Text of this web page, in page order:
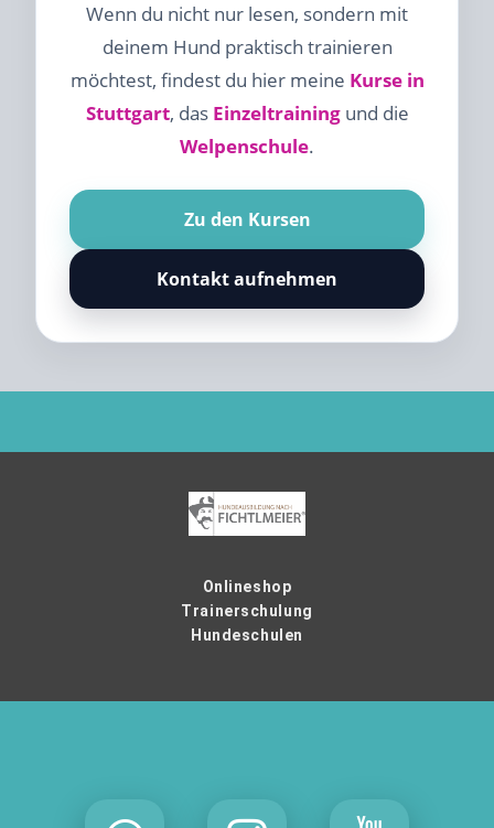
Wenn du nicht nur lesen, sondern mit
deinem Hund praktisch trainieren
möchtest, findest du hier meine Kurse in
Stuttgart, das Einzeltrainingund die
Welpenschule.
Zu den Kursen
Kontakt aufnehmen
Onlineshop
Trainerschulung
Hundeschulen